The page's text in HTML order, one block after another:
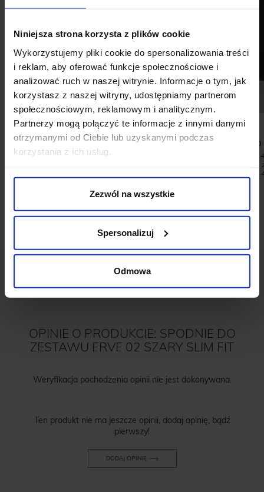
Niniejsza strona korzysta z plików cookie
Wykorzystujemy pliki cookie do spersonalizowania treści
i reklam, aby oferować funkcje społecznościowe i
analizować ruch w naszej witrynie. Informacje o tym, jak
korzystasz z naszej witryny, udostępniamy partnerom
społecznościowym, reklamowym i analitycznym.
Partnerzy mogą połączyć te informacje z innymi danymi
otrzymanymi od Ciebie lub uzyskanymi podczas
korzystania z ich usług.
Zezwól na wszystkie
Spersonalizuj
Odmowa
KAMIZELKA DO ZESTAWU
MORGANO BEŻOWA SLIM FIT
BLUZA
Najniższa
OPINIE O PRODUKCIE: SPODNIE DO
ZESTAWU ERVE 02 SZARY SLIM FIT
Weryfikacja pochodzenia opinii nie jest dokonywana.
Ten produkt nie ma jeszcze opinii, dodaj opinię, bądź
pierwszy!
DODAJ OPINIĘ